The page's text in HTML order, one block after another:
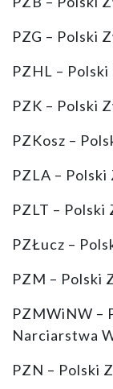
PZG – Polski
PZHL –
PZK – Polski
PZKosz –
PZLA –
PZLT – Polski
PZŁucz –
PZM – Polski
PZMWiNW –
Narciarstwa
PZN – Polski